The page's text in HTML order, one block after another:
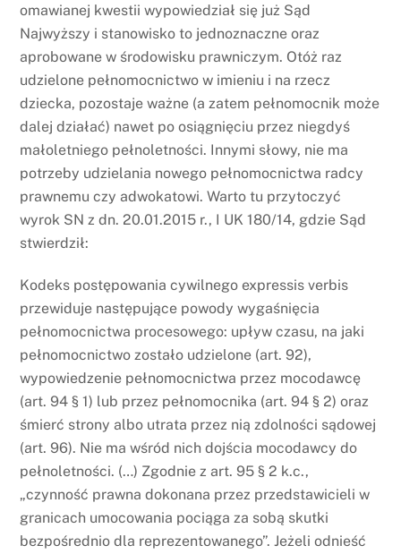
omawianej kwestii wypowiedział się już Sąd
Najwyższy i stanowisko to jednoznaczne oraz
aprobowane w środowisku prawniczym. Otóż raz
udzielone pełnomocnictwo w imieniu i na rzecz
dziecka, pozostaje ważne (a zatem pełnomocnik może
dalej działać) nawet po osiągnięciu przez niegdyś
małoletniego pełnoletności. Innymi słowy, nie ma
potrzeby udzielania nowego pełnomocnictwa radcy
prawnemu czy adwokatowi. Warto tu przytoczyć
wyrok SN z dn. 20.01.2015 r., I UK 180/14, gdzie Sąd
stwierdził:
Kodeks postępowania cywilnego expressis verbis
przewiduje następujące powody wygaśnięcia
pełnomocnictwa procesowego: upływ czasu, na jaki
pełnomocnictwo zostało udzielone (art. 92),
wypowiedzenie pełnomocnictwa przez mocodawcę
(art. 94 § 1) lub przez pełnomocnika (art. 94 § 2) oraz
śmierć strony albo utrata przez nią zdolności sądowej
(art. 96). Nie ma wśród nich dojścia mocodawcy do
pełnoletności. (…) Zgodnie z art. 95 § 2 k.c.,
„czynność prawna dokonana przez przedstawicieli w
granicach umocowania pociąga za sobą skutki
bezpośrednio dla reprezentowanego”. Jeżeli odnieść